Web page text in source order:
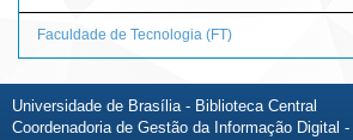
Faculdade de Tecnologia (FT)
Universidade de Brasília - Biblioteca Central
Coordenadoria de Gestão da Informação Digital